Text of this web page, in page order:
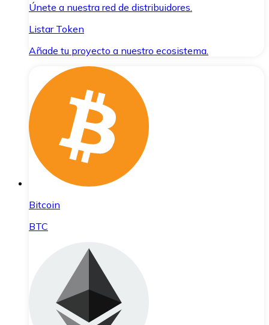
Únete a nuestra red de distribuidores.
Listar Token
Añade tu proyecto a nuestro ecosistema.
Bitcoin
BTC